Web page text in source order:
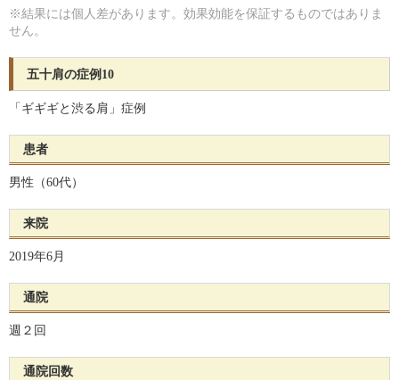
※結果には個人差があります。効果効能を保証するものではありま
せん。
五十肩の症例10
「ギギギと渋る肩」症例
患者
男性（60代）
来院
2019年6月
通院
週２回
通院回数